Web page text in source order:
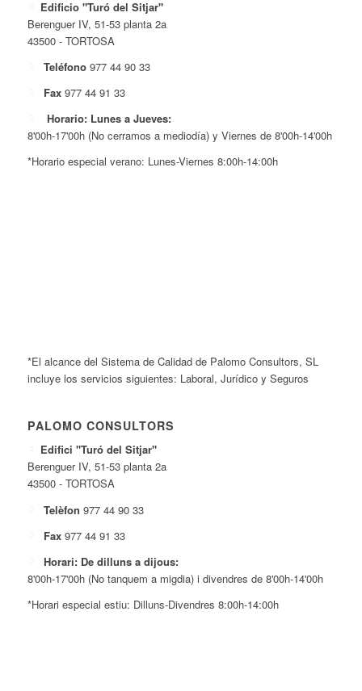
Edificio "Turó del Sitjar"
Berenguer IV, 51-53 planta 2a
43500 - TORTOSA
Teléfono 977 44 90 33
Fax 977 44 91 33
Horario: Lunes a Jueves:
8'00h-17'00h (No cerramos a mediodía) y Viernes de 8'00h-14'00h
*Horario especial verano: Lunes-Viernes 8:00h-14:00h
*El alcance del Sistema de Calidad de Palomo Consultors, SL
incluye los servicios siguientes: Laboral, Jurídico y Seguros
PALOMO CONSULTORS
Edifici "Turó del Sitjar"
Berenguer IV, 51-53 planta 2a
43500 - TORTOSA
Telèfon 977 44 90 33
Fax 977 44 91 33
Horari: De dilluns a dijous:
8'00h-17'00h (No tanquem a migdia) i divendres de 8'00h-14'00h
*Horari especial estiu: Dilluns-Divendres 8:00h-14:00h